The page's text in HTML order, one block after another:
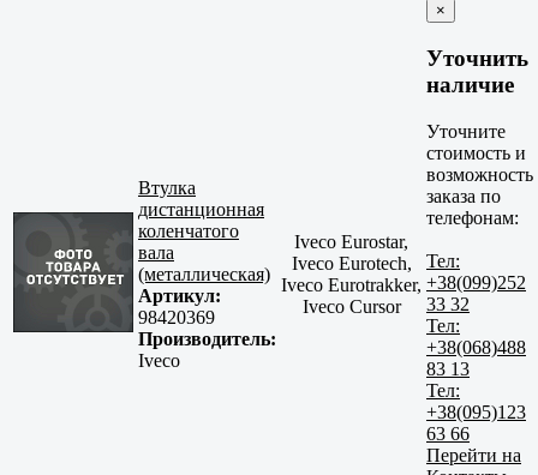
Втулка
дистанционная
коленчатого
вала
(металлическая)
Артикул:
98420369
Производитель:
Iveco
Iveco Eurostar,
Iveco Eurotech,
Iveco Eurotrakker,
Iveco Cursor
×
Уточнить
наличие
Уточните
стоимость и
возможность
заказа по
телефонам:
Тел:
+38(099)252
33 32
Тел:
+38(068)488
83 13
Тел:
+38(095)123
63 66
Перейти на